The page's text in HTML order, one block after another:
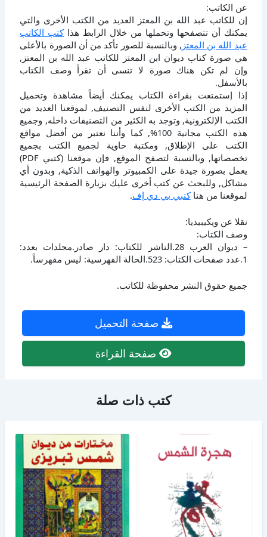
عن الكاتب:
إن للكاتب عبد الله بن المعتز العديد من الكتب الأخرى والتي
يمكنك أن تتصفحها وتحملها من خلال الرابط هذاكتب الكاتب
عبد الله بن المعتز , وبالنسبة للصور تأكد من أن الصورة بالأعلى
هي صورة كتاب ديوان ابن المعتز للكاتب عبد الله بن المعتز,
وإن لم تكن هناك صورة لا تنسى أن تقرأ وصف الكتاب
بالأسفل.
إذا إستمتعت بقراءة الكتاب يمكنك أيضاً مشاهدة وتحميل
المزيد من الكتب الأخرى لنفس التصنيف, لموقعنا العديد من
الكتب الإلكترونية, وتوجد به الكثير من التصنيفات داخله, وجميع
هذه الكتب مجانية 100%, كما وأننا نعتبر من أفضل مواقع
الكتب على الإطلاق, ومكتبة حاوية لجميع الكتب بجميع
تخصصاتها, وبالنسبة لتصفح الموقع, فإن موقعنا (كتبي PDF)
يعمل بصورة جيدة على الكمبيوتر والهواتف الذكية, وبدون أي
مشاكل, وللبحث عن كتب أخرى عليك بزيارة الصفحة الرئيسية
لموقعنا من هناكتبي بي دي إف.
نقلا عن ويكيبيديا:
وصف الكتاب:
– ديوان العرب 28.الناشر للكتاب: دار صادر.مجلدات بعدد:
1.عدد صفحات الكتاب: 523.الحالة الفهرسية: ليس مفهرساً.
جميع حقوق النشر محفوظة للكاتب.
صفحة التحميل
صفحة القراءة
كتب ذات صلة